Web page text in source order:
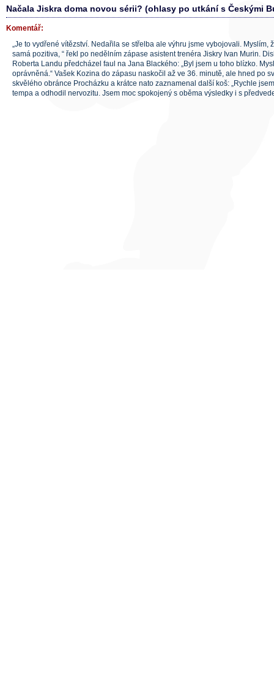
Načala Jiskra doma novou sérii? (ohlasy po utkání s Českými
Komentář:
„Je to vydřené vítězství. Nedařila se střelba ale výhru jsme vybojovali. Myslím,
samá pozitiva, “ řekl po nedělním zápase asistent trenéra Jiskry Ivan Murin.
Roberta Landu předcházel faul na Jana Blackého: „Byl jsem u toho blízko.
oprávněná.“ Vašek Kozina do zápasu naskočil až ve 36. minutě, ale hned po
skvělého obránce Procházku a krátce nato zaznamenal další koš: „Rychle
tempa a odhodil nervozitu. Jsem moc spokojený s oběma výsledky i s